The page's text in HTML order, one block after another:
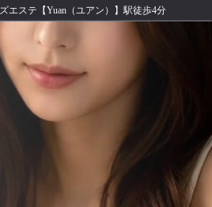
エステ【Yuan（ユアン）】駅徒歩4分